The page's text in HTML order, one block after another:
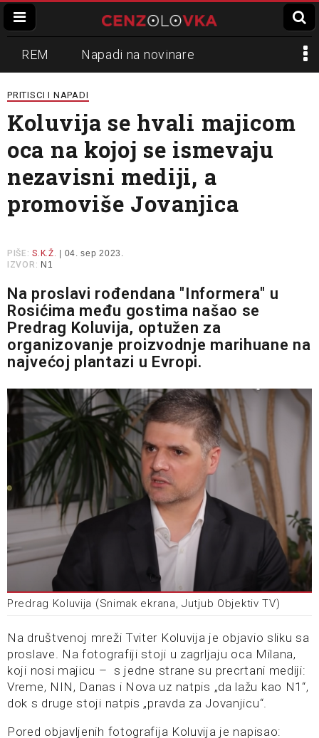
REM Napadi na novinare
Zvučni top
Propaganda Lokalni mediji
Informer Slavko Ćuruvija
PRITISCI I NAPADI
Koluvija se hvali majicom
oca na kojoj se ismevaju
nezavisni mediji, a
promoviše Jovanjica
PIŠE: S.K.Ž.
| 04. sep 2023.
IZVOR: N1
Na proslavi rođendana "Informera" u
Rosićima među gostima našao se
Predrag Koluvija, optužen za
organizovanje proizvodnje marihuane na
najvećoj plantazi u Evropi.
Predrag Koluvija (Snimak ekrana, Jutjub Objektiv TV)
Na društvenoj mreži Tviter Koluvija je objavio sliku sa
proslave. Na fotografiji stoji u zagrljaju oca Milana,
koji nosi majicu – s jedne strane su precrtani mediji:
Vreme, NIN, Danas i Nova uz natpis „da lažu kao N1“,
dok s druge stoji natpis „pravda za Jovanjicu“.
Pored objavljenih fotografija Koluvija je napisao: